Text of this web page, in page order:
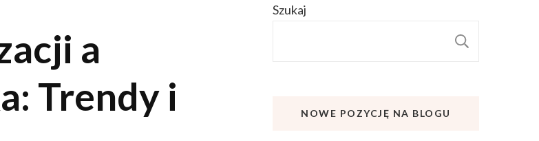
a
Trendy i
Szukaj
NOWE POZYCJĘ NA BLOGU